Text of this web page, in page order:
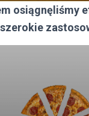
osiągnęliśmy